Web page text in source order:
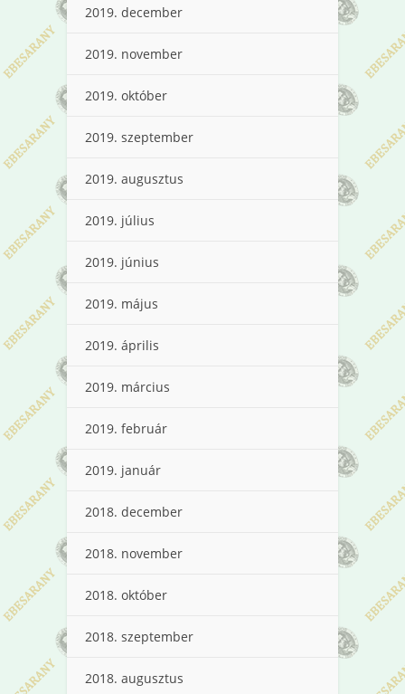
2019. december
2019. november
2019. október
2019. szeptember
2019. augusztus
2019. július
2019. június
2019. május
2019. április
2019. március
2019. február
2019. január
2018. december
2018. november
2018. október
2018. szeptember
2018. augusztus